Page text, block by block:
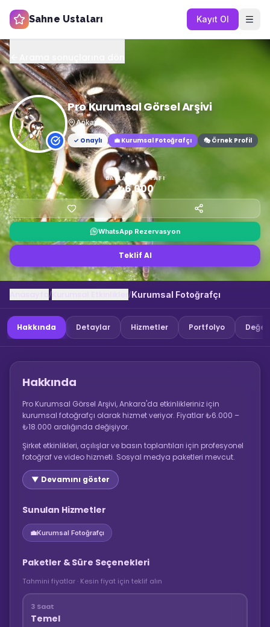
Sahne Ustaları Kayıt Ol
Pro Kurumsal Görsel Arşivi
Ankara
✓ Onaylı
💼 Kurumsal Fotoğrafçı 🎭 Örnek Profil
BAŞLANGIÇ FIYATI
₺6.000
WhatsApp Rezervasyon
Teklif Al
/ /Kurumsal Fotoğrafçı
Hakkında Detaylar Hizmetler Portfolyo
Hakkında
Pro Kurumsal Görsel Arşivi, Ankara'da etkinlikleriniz için
kurumsal fotoğrafçı olarak hizmet veriyor. Fiyatlar ₺6.000 –
₺18.000 aralığında değişiyor.
Şirket etkinlikleri, açılışlar ve basın toplantıları için profesyonel
fotoğraf ve video hizmeti. Sosyal medya paketleri mevcut.
▼ Devamını göster
Sunulan Hizmetler
💼Kurumsal Fotoğrafçı
Paketler & Süre Seçenekleri
Tahmini fiyatlar · Kesin fiyat için teklif alın
3 Saat
Temel